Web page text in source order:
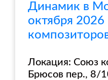
Динамик в
октября
Локация: Союз
Брюсов пер., 8/